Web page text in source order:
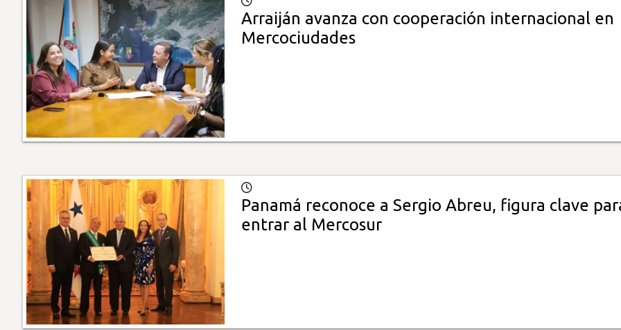
Arraiján avanza con cooperación internacional en
Mercociudades
Panamá reconoce a Sergio Abreu, figura clave
entrar al Mercosur